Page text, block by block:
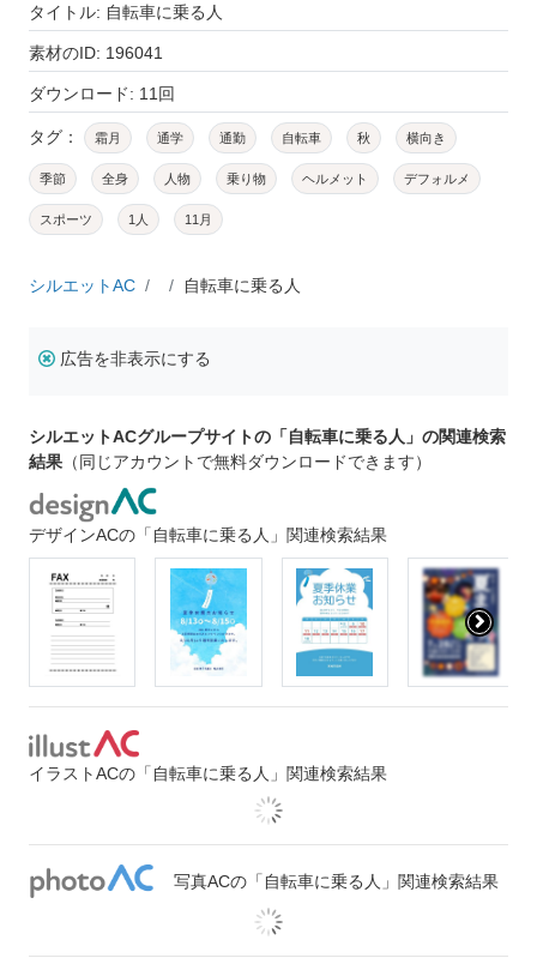
タイトル: 自転車に乗る人
素材のID: 196041
ダウンロード: 11回
タグ： 霜月 通学 通勤 自転車 秋 横向き
季節 全身 人物 乗り物 ヘルメット デフォルメ
スポーツ 1人 11月
シルエットAC 自転車に乗る人
広告を非表示にする
シルエットACグループサイトの「自転車に乗る人」の関連検索
結果 （同じアカウントで無料ダウンロードできます）
デザインACの「自転車に乗る人」関連検索結果
イラストACの「自転車に乗る人」関連検索結果
写真ACの「自転車に乗る人」関連検索結果